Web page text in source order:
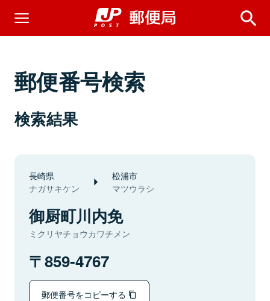
郵便番号検索
検索結果
長崎県
ナガサキケン
松浦市
マツウラシ
御厨町川内免
ミクリヤチョウカワチメン
859-4767
郵便番号をコピーする